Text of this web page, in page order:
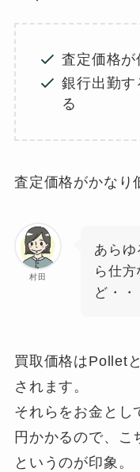
査定価格が
銀行出勤
る
査定価格がかなり
村田
あら
ら仕
ど・・
買取価格はPollet
されます。
それらをお金とし
円かかるので、こ
というのが印象。